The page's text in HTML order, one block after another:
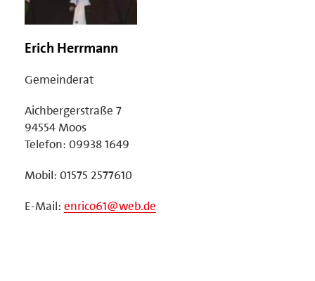
Erich Herrmann
Gemeinderat
Aichbergerstraße 7
94554 Moos
Telefon: 09938 1649
Mobil: 01575 2577610
E-Mail: enrico61@web.de